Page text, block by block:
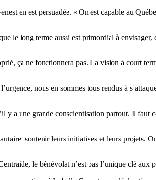
en est persuadée. « On est capable au
le long terme aussi est primordial à envisager,
ça ne fonctionnera pas. La vision à court
nous en sommes tous rendus à
a une grande conscientisation partout. Il faut
soutenir leurs initiatives et leurs projets.
le bénévolat n’est pas l’unique clé aux